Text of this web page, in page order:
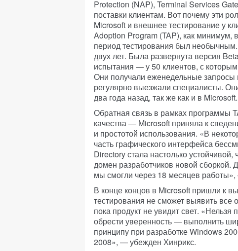
Protection (NAP), Terminal Services
поставки клиентам. Вот почему эти
Microsoft и внешнее тестирование у
Adoption Program (TAP), как минимум,
период тестирования был
двух лет. Была развернута версия
испытания — у 50 клиентов, с
Они получали еженедельные
регулярно выезжали специалисты.
два года назад, так же как и в Microsoft.
Обратная связь в рамках программы
качества — Microsoft приняла к
и простотой использования. «В
часть графического интерфейса
Directory стала настолько
домен разработчиков новой сборкой.
мы смогли через 18 месяцев
В конце концов в Microsoft пришли к
тестирования не сможет выявить все
пока продукт не увидит свет.
обрести уверенность — выполнить
принципу при разработке Windows
2008», — убежден Хинрикс.